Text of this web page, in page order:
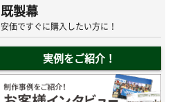
既製幕
安価ですぐに購入したい方に！
実例をご紹介！